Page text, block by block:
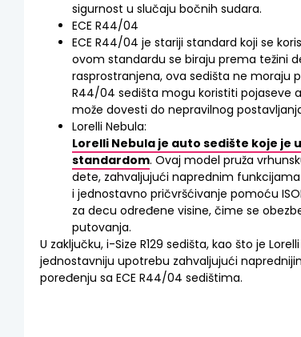
sigurnost u slučaju bočnih sudara.
ECE R44/04
ECE R44/04 je stariji standard koji se
ovom standardu se biraju prema težini
rasprostranjena, ova sedišta ne moraju
R44/04 sedišta mogu koristiti pojaseve
može dovesti do nepravilnog
Lorelli Nebula:
Lorelli Nebula je auto sedište koje je
standardom. Ovaj model pruža
dete, zahvaljujući naprednim
i jednostavno pričvršćivanje pomoću
za decu određene visine, čime se
putovanja.
U zaključku, i-Size R129 sedišta, kao što je
jednostavniju upotrebu zahvaljujući
poređenju sa ECE R44/04 sedištima.